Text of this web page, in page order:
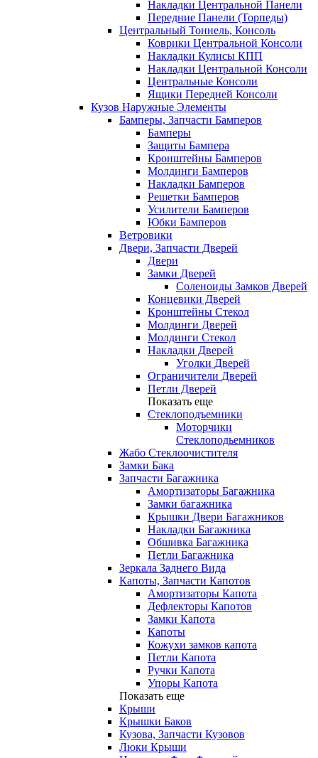
Накладки Центральной Панели
Передние Панели (Торпеды)
Центральный Тоннель, Консоль
Коврики Центральной Консоли
Накладки Кулисы КПП
Накладки Центральной Консоли
Центральные Консоли
Ящики Передней Консоли
Кузов Наружные Элементы
Бамперы, Запчасти Бамперов
Бамперы
Защиты Бампера
Кронштейны Бамперов
Молдинги Бамперов
Накладки Бамперов
Решетки Бамперов
Усилители Бамперов
Юбки Бамперов
Ветровики
Двери, Запчасти Дверей
Двери
Замки Дверей
Соленоиды Замков Дверей
Концевики Дверей
Кронштейны Стекол
Молдинги Дверей
Молдинги Стекол
Накладки Дверей
Уголки Дверей
Ограничители Дверей
Петли Дверей
Показать еще
Стеклоподъемники
Моторчики
Стеклоподьемников
Жабо Стеклоочистителя
Замки Бака
Запчасти Багажника
Амортизаторы Багажника
Замки багажника
Крышки Двери Багажников
Накладки Багажника
Обшивка Багажника
Петли Багажника
Зеркала Заднего Вида
Капоты, Запчасти Капотов
Амортизаторы Капота
Дефлекторы Капотов
Замки Капота
Капоты
Кожухи замков капота
Петли Капота
Ручки Капота
Упоры Капота
Показать еще
Крыши
Крышки Баков
Кузова, Запчасти Кузовов
Люки Крыши